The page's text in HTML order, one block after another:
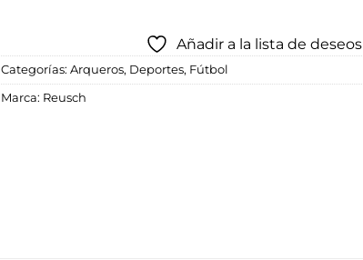
Añadir a la lista de deseos
Categorías: Arqueros, Deportes, Fútbol
Marca: Reusch